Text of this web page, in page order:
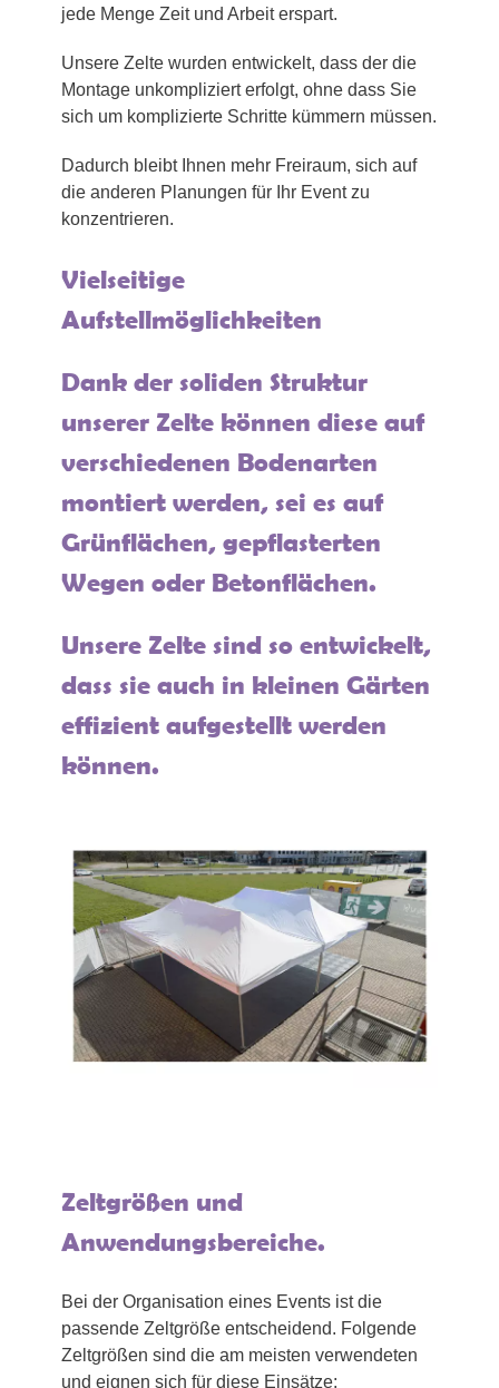
jede Menge Zeit und Arbeit erspart.
Unsere Zelte wurden entwickelt, dass der die
Montage unkompliziert erfolgt, ohne dass Sie
sich um komplizierte Schritte kümmern müssen.
Dadurch bleibt Ihnen mehr Freiraum, sich auf
die anderen Planungen für Ihr Event zu
konzentrieren.
Vielseitige
Aufstellmöglichkeiten
Dank der soliden Struktur
unserer Zelte können diese auf
verschiedenen Bodenarten
montiert werden, sei es auf
Grünflächen, gepflasterten
Wegen oder Betonflächen.
Unsere Zelte sind so entwickelt,
dass sie auch in kleinen Gärten
effizient aufgestellt werden
können.
Zeltgrößen und
Anwendungsbereiche.
Bei der Organisation eines Events ist die
passende Zeltgröße entscheidend. Folgende
Zeltgrößen sind die am meisten verwendeten
und eignen sich für diese Einsätze: